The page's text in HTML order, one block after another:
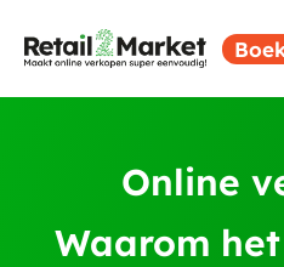
Online
Waarom